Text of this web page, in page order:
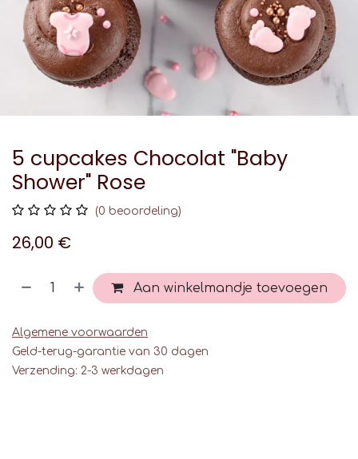
5 cupcakes Chocolat "Baby
Shower" Rose
(0 beoordeling)
26,00 €
Aan winkelmandje toevoegen
Algemene voorwaarden
Geld-terug-garantie van 30 dagen
Verzending: 2-3 werkdagen